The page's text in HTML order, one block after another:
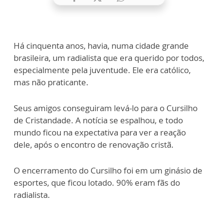
Há cinquenta anos, havia, numa cidade grande
brasileira, um radialista que era querido por todos,
especialmente pela juventude. Ele era católico,
mas não praticante.
Seus amigos conseguiram levá-lo para o Cursilho
de Cristandade. A notícia se espalhou, e todo
mundo ficou na expectativa para ver a reação
dele, após o encontro de renovação cristã.
O encerramento do Cursilho foi em um ginásio de
esportes, que ficou lotado. 90% eram fãs do
radialista.